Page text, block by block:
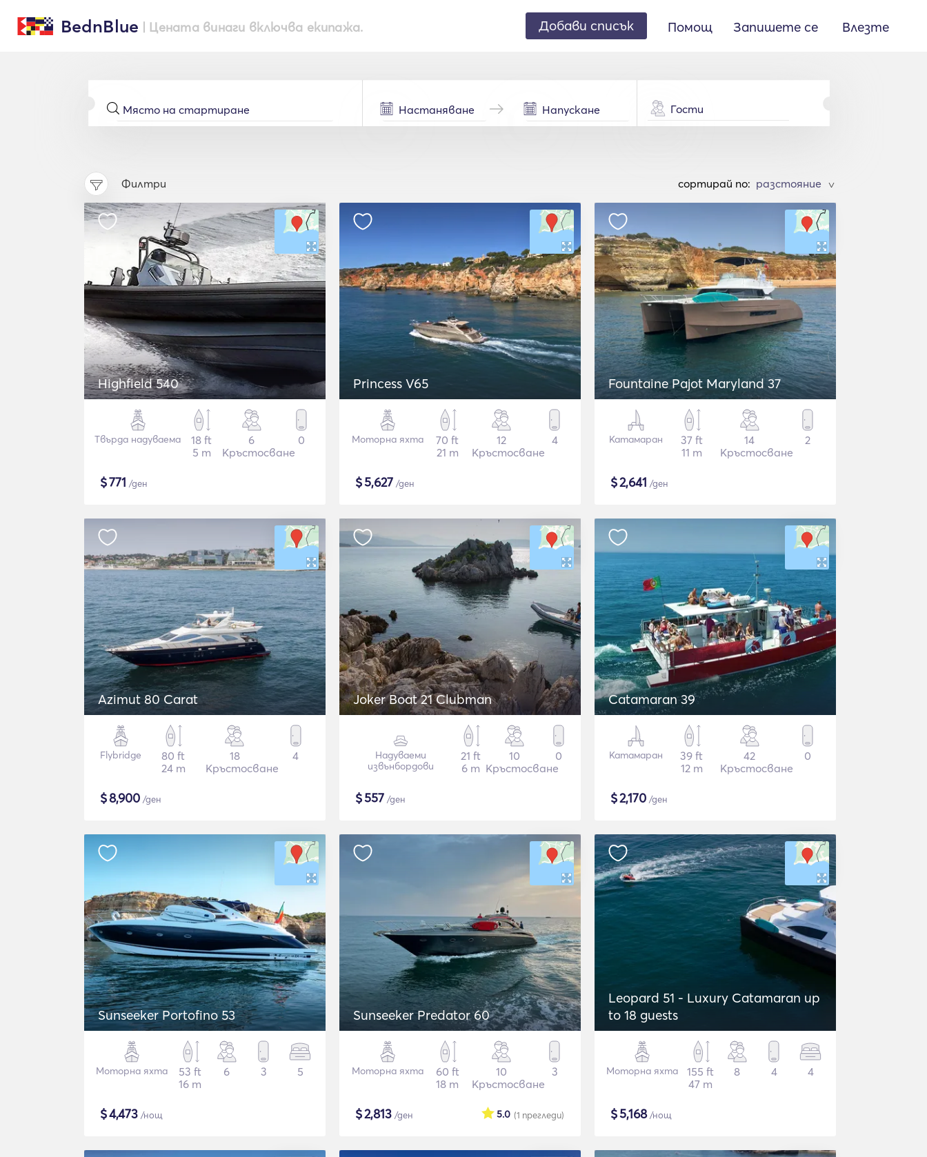
BednBlue | Цената винаги включва екипажа. Добави списък Помощ Запишете се Влезте
Гости
Филтри cортирай по: >
Highfield 540
Твърда надуваема
18 ft
5 m
6
Кръстосване
0
$771 /ден
Princess V65
Моторна яхта
70 ft
21 m
12
Кръстосване
4
$5,627 /ден
Fountaine Pajot Maryland 37
Катамаран
37 ft
11 m
14
Кръстосване
2
$2,641 /ден
Azimut 80 Carat
Flybridge
80 ft
24 m
18
Кръстосване
4
$8,900 /ден
Joker Boat 21 Clubman
Надуваеми
извънбордови
21 ft
6 m
10
Кръстосване
0
$557 /ден
Catamaran 39
Катамаран
39 ft
12 m
42
Кръстосване
0
$2,170 /ден
Sunseeker Portofino 53
Моторна яхта
53 ft
16 m
6 3 5
$4,473 /нощ
Sunseeker Predator 60
Моторна яхта
60 ft
18 m
10
Кръстосване
3
$2,813 /ден (1 прегледи)
5.0
Leopard 51 - Luxury Catamaran up
to 18 guests
Моторна яхта
155 ft
47 m
8 4 4
$5,168/нощ